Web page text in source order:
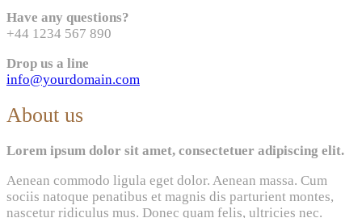
Have any questions?
+44 1234 567 890
Drop us a line
info@yourdomain.com
About us
Lorem ipsum dolor sit amet, consectetuer adipiscing elit.
Aenean commodo ligula eget dolor. Aenean massa. Cum
sociis natoque penatibus et magnis dis parturient montes,
nascetur ridiculus mus. Donec quam felis, ultricies nec.